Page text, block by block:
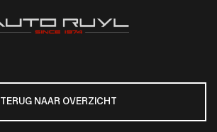
TERUG NAAR OVERZICHT